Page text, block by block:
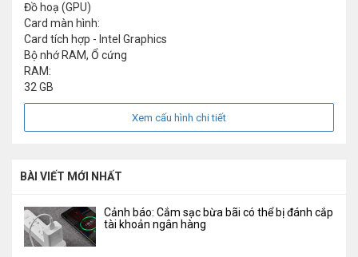
Đồ hoạ (GPU)
Card màn hình:
Card tích hợp - Intel Graphics
Bộ nhớ RAM, Ổ cứng
RAM:
32 GB
Xem cấu hình chi tiết
BÀI VIẾT MỚI NHẤT
Cảnh báo: Cắm sạc bừa bãi có thể bị đánh cắp
tài khoản ngân hàng